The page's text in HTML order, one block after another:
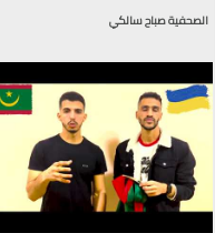
الصحفية صباح سالكي